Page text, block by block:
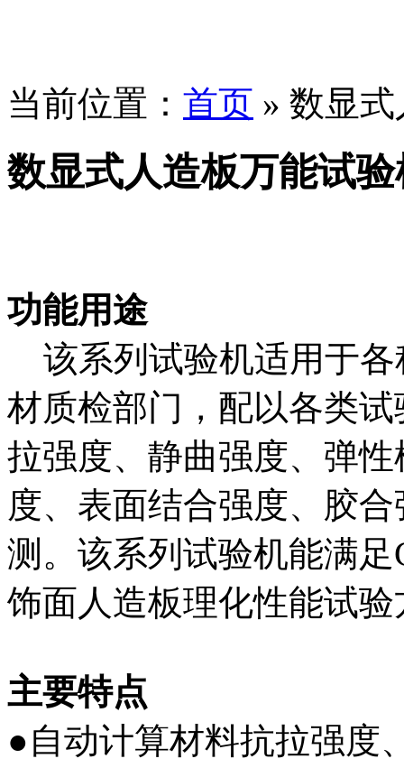
当前位置： 首页 » 数显
数显式人造板万能试
功能用途
该系列试验机适用于各
材质检部门，配以各类
拉强度、静曲强度、弹
度、表面结合强度、胶
测。该系列试验机能满足
饰面人造板理化性能试
主要特点
●自动计算材料抗拉强度